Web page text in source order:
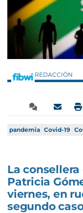
REDACCIÓN
pandemia Covid-19
La
Patricia
viernes, en
segundo